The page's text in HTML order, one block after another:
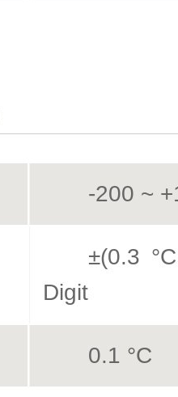
-200 ~
±(0.3
Digit
0.1 °C